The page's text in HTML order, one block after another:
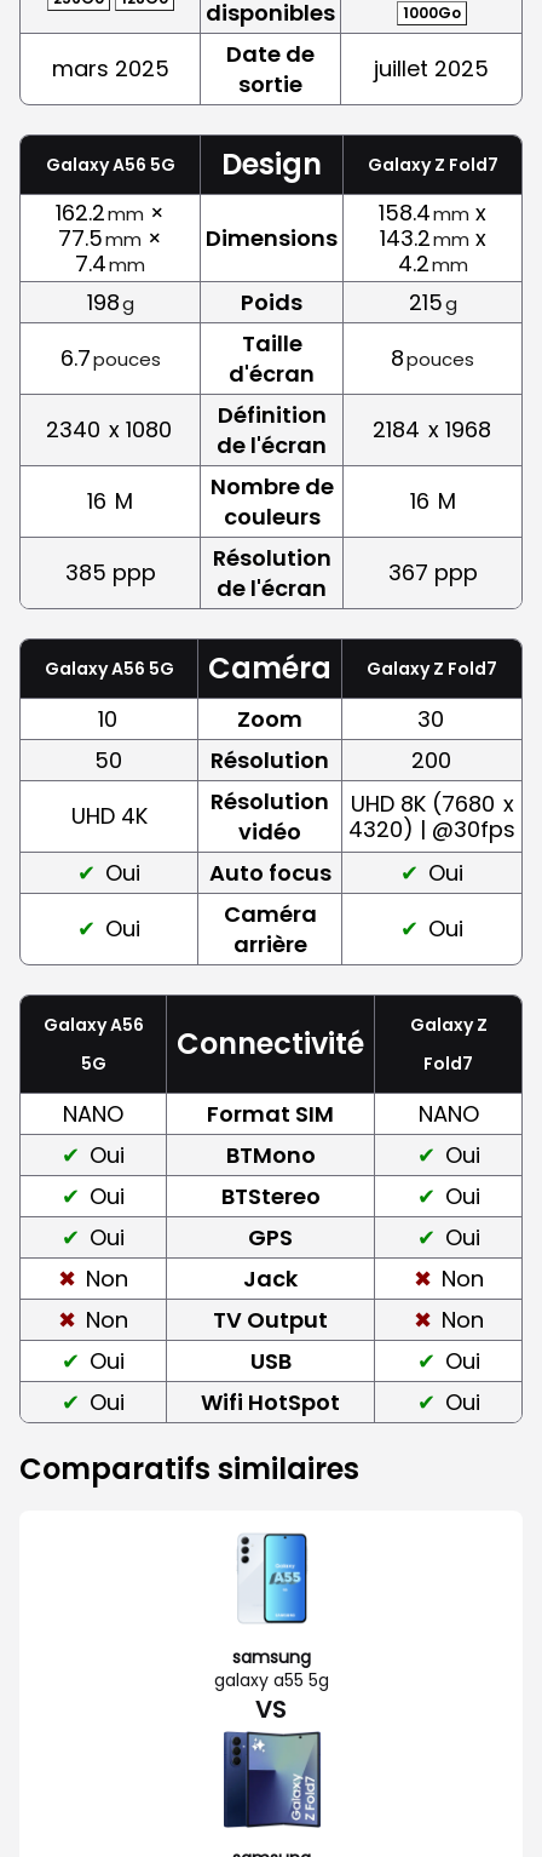
disponibles
1000Go
mars 2025
Date de
sortie
juillet 2025
Galaxy A56 5G Design Galaxy Z Fold7
162.2mm ×
77.5mm ×
7.4mm
Dimensions
158.4mm x
143.2mm x
4.2mm
198g Poids 215g
6.7pouces
Taille
d'écran
8pouces
2340 x 1080
Définition
de l'écran
2184 x 1968
16 M
Nombre de
couleurs
16 M
385 ppp
Résolution
de l'écran
367 ppp
Galaxy A56 5G Caméra Galaxy Z Fold7
10 Zoom
30
50
Résolution
200
UHD 4K
Résolution
vidéo
UHD 8K (7680 x
4320) | @30fps
Oui
Auto focus
Oui
Oui
Caméra
arrière
Oui
Galaxy A56
5G
Connectivité
Galaxy Z
Fold7
NANO Format SIM
NANO
Oui
BTMono
Oui
Oui
BTStereo
Oui
Oui
GPS
Oui
Non
Jack
Non
Non
TV Output
Non
Oui
USB
Oui
Oui
Wifi HotSpot Oui
Comparatifs similaires
samsung
galaxy a55 5g
VS